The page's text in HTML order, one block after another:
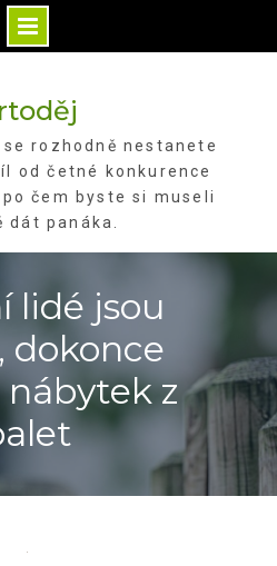
rozhodně nestanete
od četné konkurence
čem byste si museli
dát panáka.
lidé jsou
dokonce
nábytek z